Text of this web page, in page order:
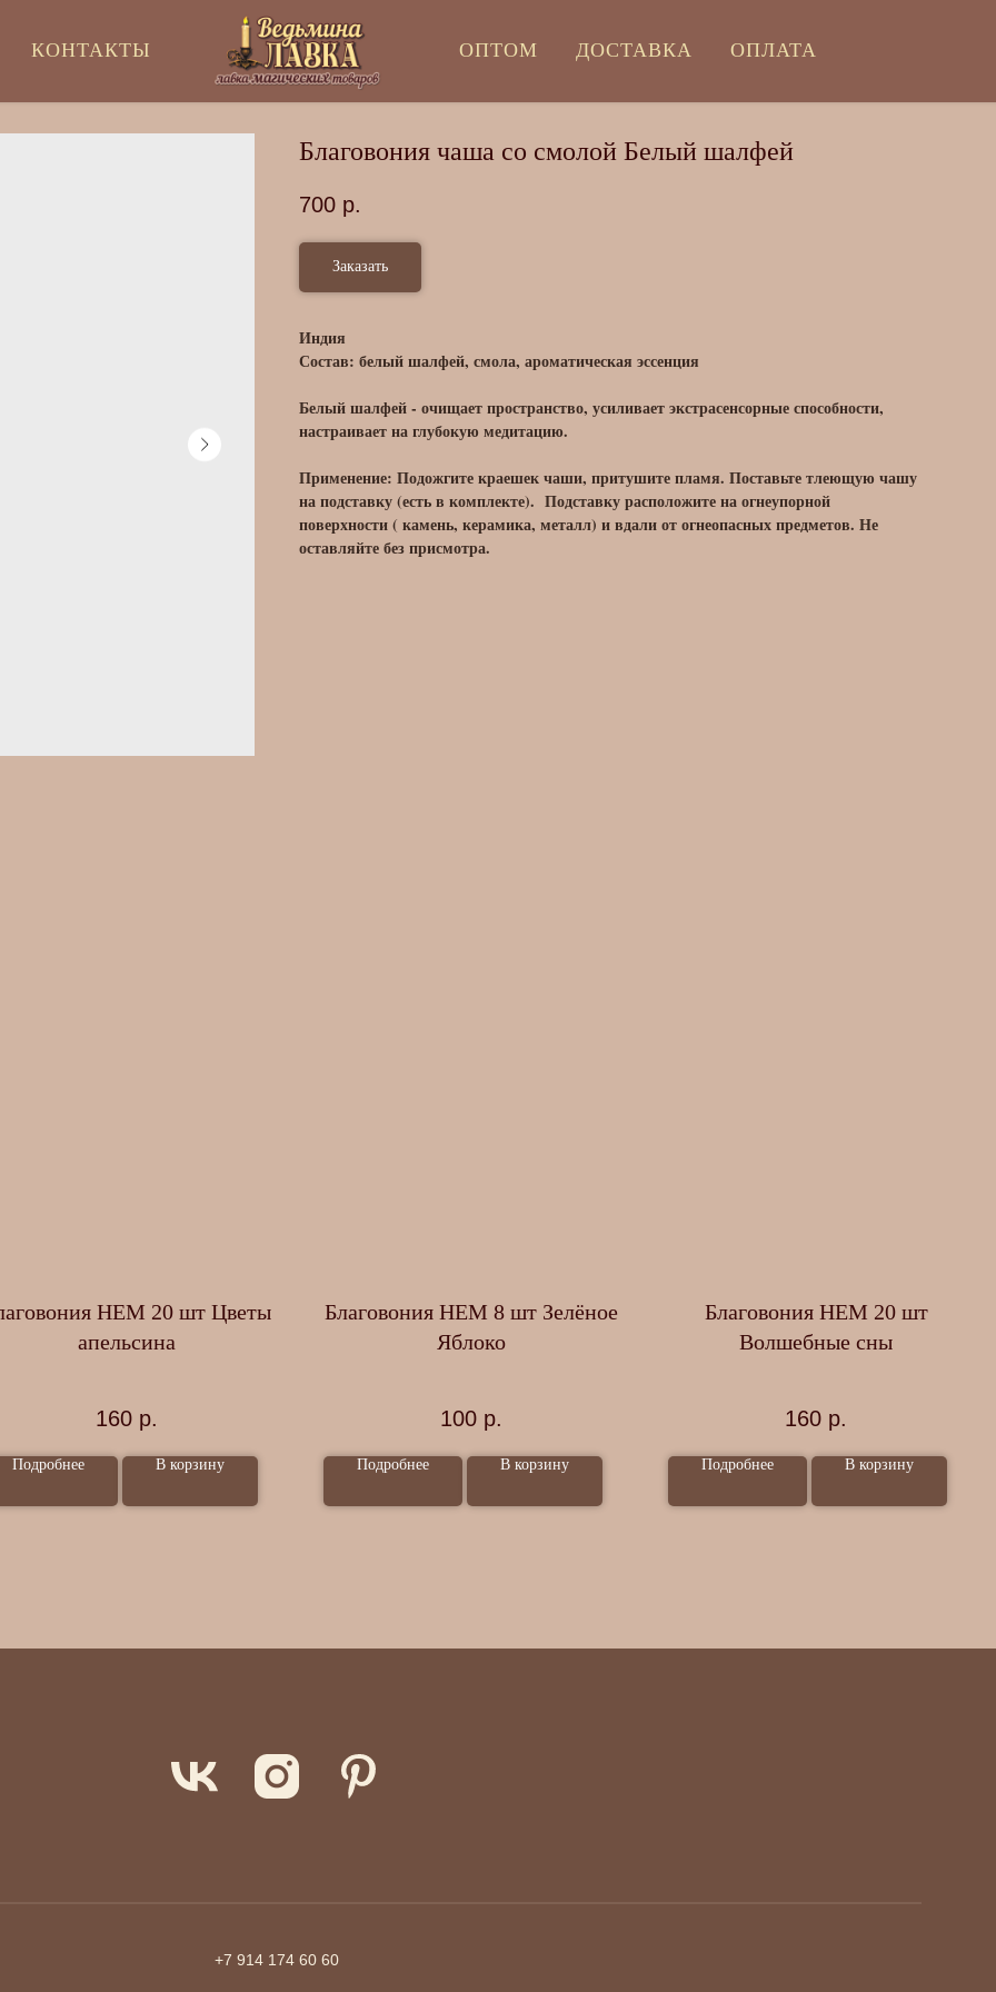
КОНТАКТЫ ОПТОМ ДОСТАВКА ОПЛАТА
Благовония чаша со смолой Белый шалфей
700 р.
Заказать
Индия
Состав: белый шалфей, смола, ароматическая эссенция
Белый шалфей - очищает пространство, усиливает экстрасенсорные способности,
настраивает на глубокую медитацию.
Применение: Подожгите краешек чаши, притушите пламя. Поставьте тлеющую чашу
на подставку (есть в комплекте). Подставку расположите на огнеупорной
поверхности ( камень, керамика, металл) и вдали от огнеопасных предметов. Не
оставляйте без присмотра.
HEM 20 шт Цветы
апельсина
160 р.
Подробнее В корзину
Благовония HEM 8 шт Зелёное
Яблоко
100 р.
Подробнее В корзину
Благовония HEM 20 шт
Волшебные сны
160 р.
Подробнее В корзину
+7 914 174 60 60